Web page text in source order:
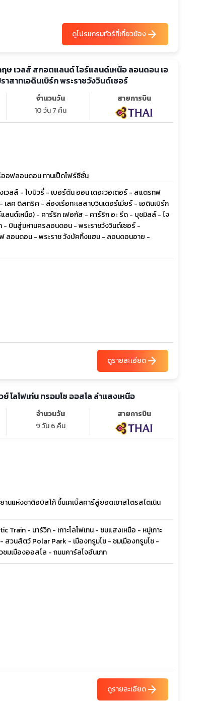
ดูโปรแกรมทัวร์ที่เกี่ยวข้องarrow_forward
ษ เวลส์ สกอตแลนด์ ไอร์แลนด์เหนือ ลอนดอน เอ
าสาทเอดินเบิร์ก พระราชวังวินด์เซอร์
จำนวนวัน
10 วัน 7 คืน
สายการบิน
ออฟลอนดอน ทานเป็ดโฟร์ซีซั่น
ลส์ - ไบบิวรี่ - เบอร์ตัน ออน เดอะวอเตอร์ - สแตรทฟ
ลค ดิสทริค - ล่องเรือทะเลสาบวินเดอร์เมียร์ - เอดินเบิร์ก
นด์เหนือ) - คาร์ริก เฟอกัส - คาร์ริก อะ รีด - บุชมิลล์ - ไจ
- บินสู่มหานครลอนดอน - พระราชวังวินด์เซอร์ -
ฟ ลอนดอน - พระราช วังบัคกิ้งแฮม - ลอนดอนอาย -
ดูรายละเอียดarrow_forward
โลโฟเท่น ทรอมโซ ออสโล ล่าเเสงเหนือ
จำนวนวัน
9 วัน 6 คืน
สายการบิน
นแห่งชาติอบิสโก้ ขึ้นเคเบิ้ลคาร์สู่ยอดเขาสโตรสไตเนิน
- นาร์วิก - เกาะโลโฟเทน - ชมแสงเหนือ - หมู่เกาะ
วนสัตว์ Polar Park - เมืองทรูมโซ - ชมเมืองทรูมโซ -
มเมืองออสโล - ถนนคาร์ลโจฮันเกท
ดูรายละเอียดarrow_forward